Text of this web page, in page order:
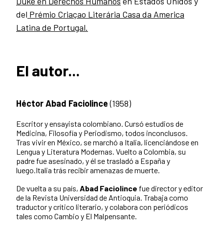
del Prémio Criaçao Literária Casa da America
Latina de Portugal.
El autor...
Héctor Abad Faciolince(1958)
Escritor y ensayista colombiano. Cursó estudios de
Medicina, Filosofía y Periodismo, todos inconclusos.
Tras vivir en México, se marchó a Italia, licenciándose en
Lengua y Literatura Modernas. Vuelto a Colombia, su
padre fue asesinado, y él se trasladó a España y
luego.Italia trás recibir amenazas de muerte.
De vuelta a su país, Abad Faciolince fue director y editor
de la Revista Universidad de Antioquia. Trabaja como
traductor y crítico literario, y colabora con periódicos
tales como Cambio y El Malpensante.